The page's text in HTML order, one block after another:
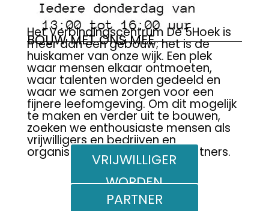
BOUW MET ONS MEE
Het Verbindingscentrum De 5Hoek is
meer dan een gebouw; het is de
huiskamer van onze wijk. Een plek
waar mensen elkaar ontmoeten,
waar talenten worden gedeeld en
waar we samen zorgen voor een
fijnere leefomgeving. Om dit mogelijk
te maken en verder uit te bouwen,
zoeken we enthousiaste mensen als
vrijwilligers en bedrijven en
organisaties als betrokken partners.
VRIJWILLIGER
WORDEN
PARTNER